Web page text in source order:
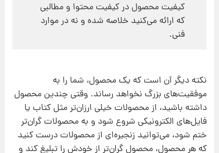
كیفیت محصول در کیفیت محتوا و مطالبی
كه ارائه می‌كنید خلاصه شده و نه در موارد
فنی.
نكته دیگر آن است که یك محصول، شما را به
موفقیت‌های بزرگ نخواهد رساند. وقتی چندین محصول
داشته باشید، از محصولات خیلی ارزان‌تر مثل كتاب یا
فایل‌های الكترونیكی شروع شود و به محصولات گران‌تر
ختم شود، می‌توانید زنجیره‌ای از محصولات درست كنید
كه هر محصول، محصول گران‌تر از خودش را تبلیغ کند و